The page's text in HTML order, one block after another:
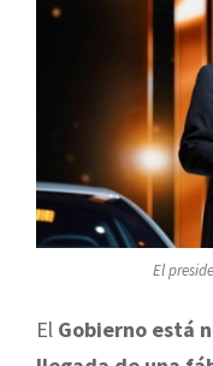
El
El Gobierno está